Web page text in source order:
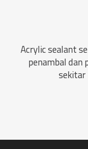
Acrylic sealant
penambal dan
sekitar